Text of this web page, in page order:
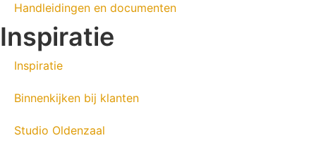
Handleidingen en documenten
Inspiratie
Inspiratie
Binnenkijken bij klanten
Studio Oldenzaal